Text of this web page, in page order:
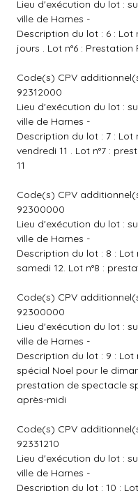
Lieu d'exécution du lot :
ville de Harnes -
Description du lot : 6 : Lot
jours . Lot n°6 :
Code(s) CPV
92312000
Lieu d'exécution du lot :
ville de Harnes -
Description du lot : 7 :
vendredi 11 . Lot n°7 :
11
Code(s) CPV
92300000
Lieu d'exécution du lot :
ville de Harnes -
Description du lot : 8 :
samedi 12. Lot n°8 :
Code(s) CPV
92300000
Lieu d'exécution du lot :
ville de Harnes -
Description du lot : 9 :
spécial Noel pour le
prestation de spectacle
après-midi
Code(s) CPV
92331210
Lieu d'exécution du lot :
ville de Harnes -
Description du lot : 10 :